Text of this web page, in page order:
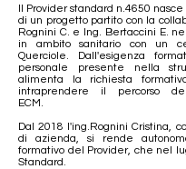
Il Provider standard n.4650
di un progetto partito con la
Rognini C. e Ing. Bertaccini E.
in ambito sanitario con un
Querciole. Dall'esigenza
personale presente nella
alimenta la richiesta
intraprendere il percorso
ECM.
Dal 2018 l'ing.Rognini Cristina,
di azienda, si rende
formativo del Provider, che nel
Standard.